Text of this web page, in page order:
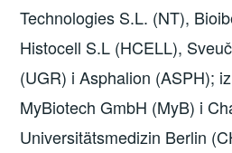
Technologies S.L. (NT),
Histocell S.L (HCELL),
(UGR) i Asphalion (ASPH);
MyBiotech GmbH (MyB) i
Universitätsmedizin Berlin